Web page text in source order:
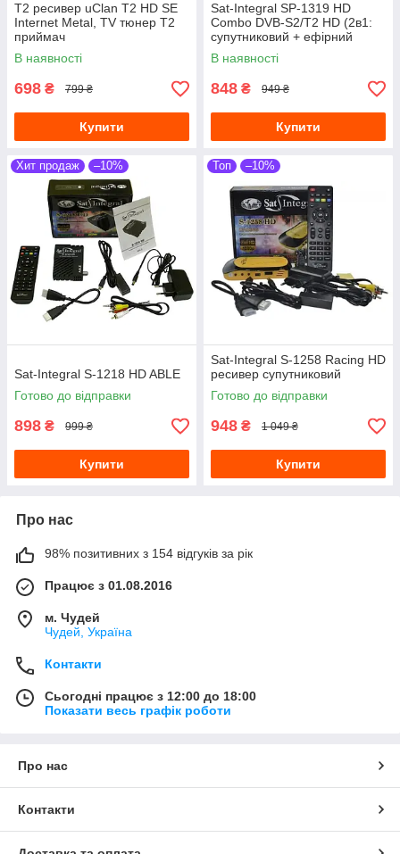
Т2 ресивер uClan T2 HD SE
Internet Metal, TV тюнер Т2
приймач
В наявності
698 ₴ 799 ₴
Купити
Sat-Integral SP-1319 HD
Combo DVB-S2/T2 HD (2в1:
супутниковий + ефірний
тюнер)
В наявності
848 ₴ 949 ₴
Купити
Хит продаж –10%
Sat-Integral S-1218 HD ABLE
Готово до відправки
898 ₴ 999 ₴
Купити
Топ –10%
Sat-Integral S-1258 Racing HD
ресивер супутниковий
Готово до відправки
948 ₴ 1 049 ₴
Купити
Про нас
98% позитивних з 154 відгуків за рік
Працює з 01.08.2016
м. Чудей
Чудей, Україна
Контакти
Сьогодні працює з 12:00 до 18:00
Показати весь графік роботи
Про нас
Контакти